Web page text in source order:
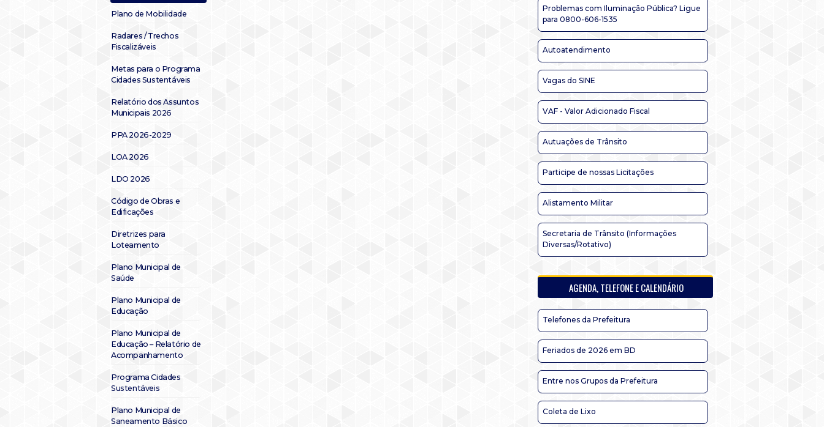
Plano de Mobilidade
Radares / Trechos
Fiscalizáveis
Metas para o Programa
Cidades Sustentáveis
Relatório dos Assuntos
Municipais 2026
PPA 2026-2029
LOA 2026
LDO 2026
Código de Obras e
Edificações
Diretrizes para
Loteamento
Plano Municipal de
Saúde
Plano Municipal de
Educação
Plano Municipal de
Educação – Relatório de
Acompanhamento
Programa Cidades
Sustentáveis
Plano Municipal de
Saneamento Básico
Problemas com Iluminação Pública? Ligue
para 0800-606-1535
Autoatendimento
Vagas do SINE
VAF - Valor Adicionado Fiscal
Autuações de Trânsito
Participe de nossas Licitações
Alistamento Militar
Secretaria de Trânsito (Informações
Diversas/Rotativo)
AGENDA, TELEFONE E CALENDÁRIO
Telefones da Prefeitura
Feriados de 2026 em BD
Entre nos Grupos da Prefeitura
Coleta de Lixo